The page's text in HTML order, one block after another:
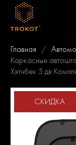
Главная
Каркасные
Хэтчбек 5 дв
СКИДКА